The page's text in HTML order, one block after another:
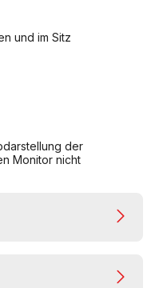
und im Sitz
der
Monitor nicht